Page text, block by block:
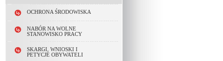
OCHRONA ŚRODOWISKA
NABÓR NA WOLNE
STANOWISKO PRACY
SKARGI, WNIOSKI I
PETYCJE OBYWATELI